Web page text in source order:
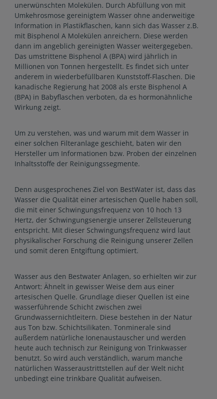
unerwünschten Molekülen. Durch Abfüllung von mit
Umkehrosmose gereinigtem Wasser ohne anderweitige
Information in Plastikflaschen, kann sich das Wasser z.B.
mit Bisphenol A Molekülen anreichern. Diese werden
dann im angeblich gereinigten Wasser weitergegeben.
Das umstrittene Bisphenol A (BPA) wird jährlich in
Millionen von Tonnen hergestellt. Es findet sich unter
anderem in wiederbefüllbaren Kunststoff-Flaschen. Die
kanadische Regierung hat 2008 als erste Bisphenol A
(BPA) in Babyflaschen verboten, da es hormonähnliche
Wirkung zeigt.
Um zu verstehen, was und warum mit dem Wasser in
einer solchen Filteranlage geschieht, baten wir den
Hersteller um Informationen bzw. Proben der einzelnen
Inhaltsstoffe der Reinigungssegmente.
Denn ausgesprochenes Ziel von BestWater ist, dass das
Wasser die Qualität einer artesischen Quelle haben soll,
die mit einer Schwingungsfrequenz von 10 hoch 13
Hertz, der Schwingungsenergie unserer Zellsteuerung
entspricht. Mit dieser Schwingungsfrequenz wird laut
physikalischer Forschung die Reinigung unserer Zellen
und somit deren Entgiftung optimiert.
Wasser aus den Bestwater Anlagen, so erhielten wir zur
Antwort: Ähnelt in gewisser Weise dem aus einer
artesischen Quelle. Grundlage dieser Quellen ist eine
wasserführende Schicht zwischen zwei
Grundwassernichtleitern. Diese bestehen in der Natur
aus Ton bzw. Schichtsilikaten. Tonminerale sind
außerdem natürliche Ionenaustauscher und werden
heute auch technisch zur Reinigung von Trinkwasser
benutzt. So wird auch verständlich, warum manche
natürlichen Wasseraustrittstellen auf der Welt nicht
unbedingt eine trinkbare Qualität aufweisen.